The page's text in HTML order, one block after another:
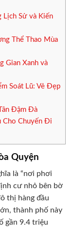
Sử và Kiến
Thể Thao Mùa
Gian Xanh và
Soát Lũ: Vẻ Đẹp
Đậm Đà
Cho Chuyến Đi
Quyện
là “nơi phơi
cư nhỏ bên bờ
thị hàng đầu
thành phố này
gần 9.4 triệu